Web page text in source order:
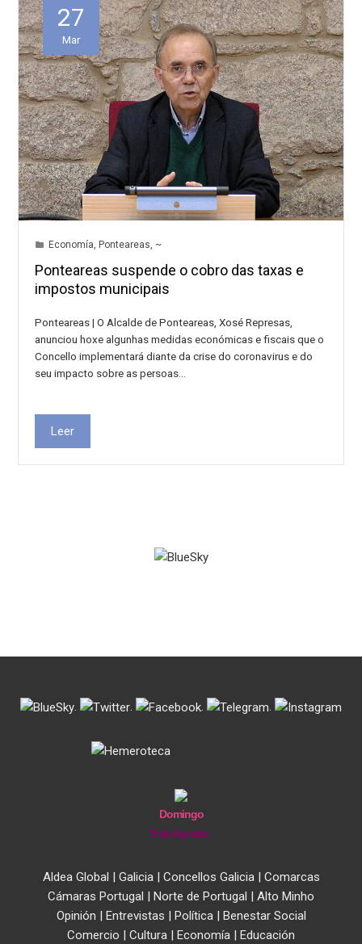
27
Mar
Economía, Ponteareas, ~
Ponteareas suspende o cobro das taxas e
impostos municipais
Ponteareas | O Alcalde de Ponteareas, Xosé Represas,
anunciou hoxe algunhas medidas económicas e fiscais que o
Concello implementará diante da crise do coronavirus e do
seu impacto sobre as persoas…
Leer
. . . .
Domingo
9 de Agosto
Aldea Global | Galicia| Concellos Galicia| Comarcas
Cámaras Portugal | Norte de Portugal | Alto Minho
Opinión | Entrevistas | Política| Benestar Social
Comercio | Cultura | Economía | Educación